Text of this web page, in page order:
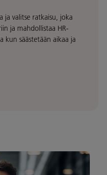
ja valitse ratkaisu, joka
ja mahdollistaa HR-
kun säästetään aikaa ja